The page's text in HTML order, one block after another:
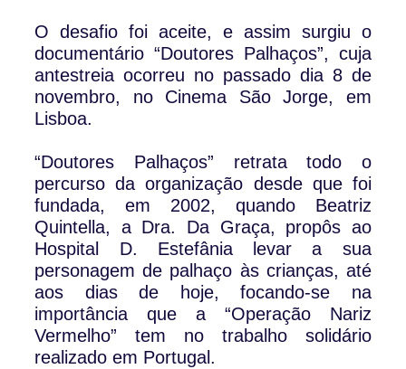
O desafio foi aceite, e assim surgiu o
documentário “Doutores Palhaços”, cuja
antestreia ocorreu no passado dia 8 de
novembro, no Cinema São Jorge, em
Lisboa.
“Doutores Palhaços” retrata todo o
percurso da organização desde que foi
fundada, em 2002, quando Beatriz
Quintella, a Dra. Da Graça, propôs ao
Hospital D. Estefânia levar a sua
personagem de palhaço às crianças, até
aos dias de hoje, focando-se na
importância que a “Operação Nariz
Vermelho” tem no trabalho solidário
realizado em Portugal.